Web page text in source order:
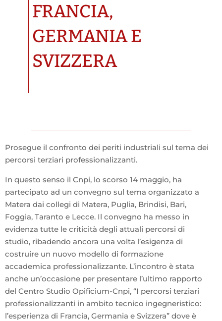
FRANCIA,
GERMANIA E
SVIZZERA
Prosegue il confronto dei periti industriali sul tema dei
percorsi terziari professionalizzanti.
In questo senso il Cnpi, lo scorso 14 maggio, ha
partecipato ad un convegno sul tema organizzato a
Matera dai collegi di Matera, Puglia, Brindisi, Bari,
Foggia, Taranto e Lecce. Il convegno ha messo in
evidenza tutte le criticità degli attuali percorsi di
studio, ribadendo ancora una volta l’esigenza di
costruire un nuovo modello di formazione
accademica professionalizzante. L’incontro è stata
anche un’occasione per presentare l’ultimo rapporto
del Centro Studio Opificium-Cnpi, “I percorsi terziari
professionalizzanti in ambito tecnico ingegneristico:
l’esperienza di Francia, Germania e Svizzera” dove è